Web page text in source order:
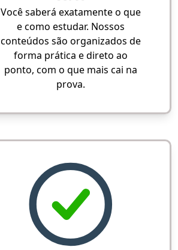
Você saberá exatamente o que
e como estudar. Nossos
conteúdos são organizados de
forma prática e direto ao
ponto, com o que mais cai na
prova.